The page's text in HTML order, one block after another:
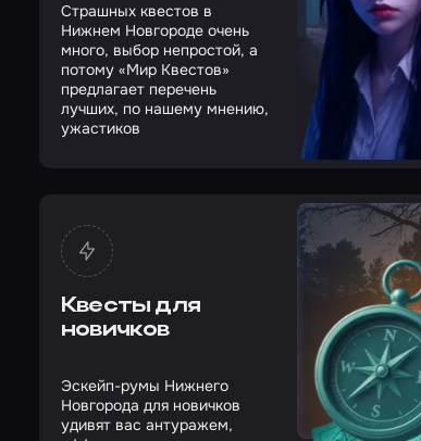
Страшных квестов в
Нижнем Новгороде очень
много, выбор непростой, а
потому «Мир Квестов»
предлагает перечень
лучших, по нашему мнению,
ужастиков
Квесты для
новичков
Эскейп-румы Нижнего
Новгорода для новичков
удивят вас антуражем,